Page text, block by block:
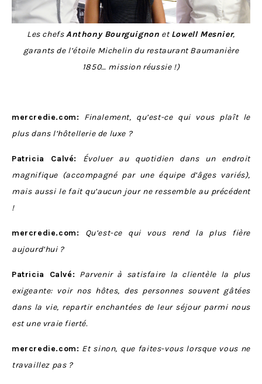
Les chefsAnthony Bourguignon etLowell Mesnier,
garants de l’étoile Michelin du restaurant Baumanière
1850… mission réussie !)
mercredie.com:
Finalement, qu’est-ce qui vous plaît le
plus dans l’hôtellerie de luxe ?
Patricia Calvé:
Évoluer au quotidien dans un endroit
magnifique (accompagné par une équipe d’âges variés),
mais aussi le fait qu’aucun jour ne ressemble au précédent
!
mercredie.com:
Qu’est-ce qui vous rend la plus fière
aujourd’hui ?
Patricia Calvé: Parvenir à satisfaire la clientèle la plus
exigeante: voir nos hôtes, des personnes souvent gâtées
dans la vie, repartir enchantées de leur séjour parmi nous
est une vraie fierté.
mercredie.com: Et sinon, que faites-vous lorsque vous ne
travaillez pas ?